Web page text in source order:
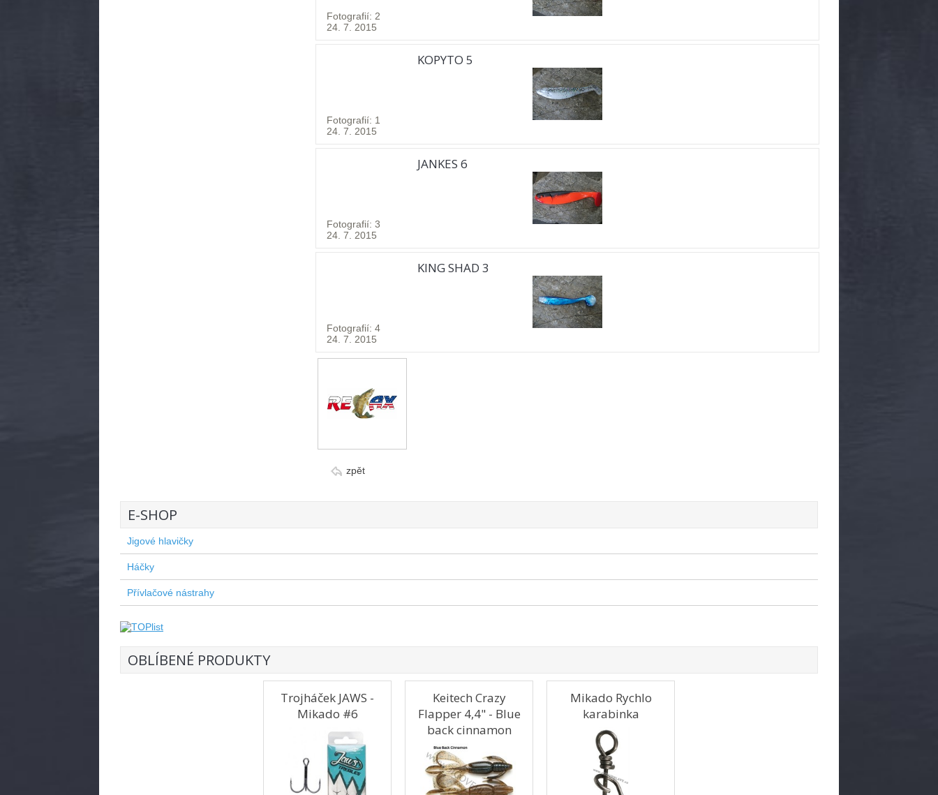
Fotografií: 2
24. 7. 2015
KOPYTO 5
Fotografií: 1
24. 7. 2015
JANKES 6
Fotografií: 3
24. 7. 2015
KING SHAD 3
Fotografií: 4
24. 7. 2015
zpět
E-SHOP
Jigové hlavičky
Háčky
Přívlačové nástrahy
OBLÍBENÉ PRODUKTY
Trojháček JAWS -
Mikado #6
Keitech Crazy
Flapper 4,4" - Blue
back cinnamon
Mikado Rychlo
karabinka